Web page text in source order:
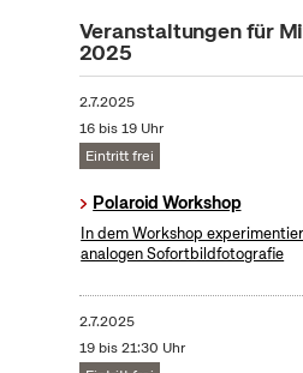
Veranstaltungen für
2025
2.7.2025
16 bis 19 Uhr
Eintritt frei
Polaroid Workshop
In dem Workshop
analogen Sofortbildfotografie
2.7.2025
19 bis 21:30 Uhr